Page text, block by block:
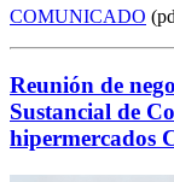
COMUNICADO
Reunión de
Sustancial de
hipermercados